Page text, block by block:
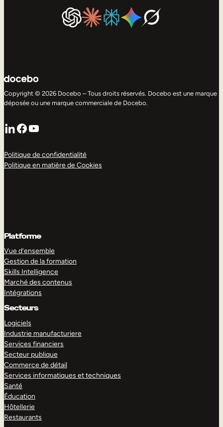
Copyright © 2026 Docebo – Tous droits réservés. Docebo est une marque
déposée ou une marque commerciale de Docebo.
LinkedIn
Facebook
YouTube
Politique de confidentialité
Politique en matière de Cookies
Platforme
Vue d’ensemble
Gestion de la formation
Skills Intelligence
Marché des contenus
Intégrations
Secteurs
Logiciels
Industrie manufacturiere
Services financiers
Secteur publique
Commerce de détail
Services informatiques et techniques
Santé
Éducation
Hôtellerie
Restaurants